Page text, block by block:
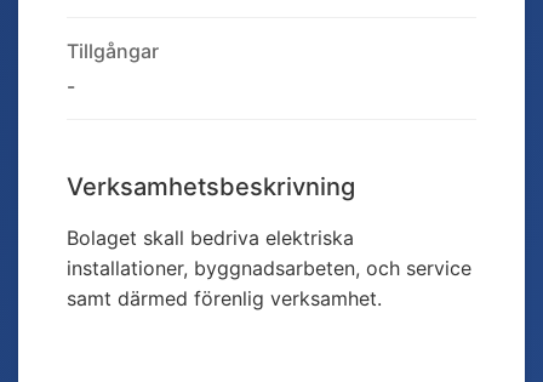
Tillgångar
-
Verksamhetsbeskrivning
Bolaget skall bedriva elektriska
installationer, byggnadsarbeten, och service
samt därmed förenlig verksamhet.